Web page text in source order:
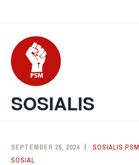
content
SOSIALIS
SEPTEMBER 26, 2024 SOSIALIS PSM
SOSIAL